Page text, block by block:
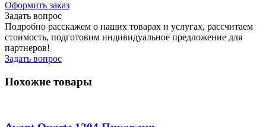
Оформить заказ
Задать вопрос
Подробно расскажем о наших товарах и услугах, рассчитаем
стоимость, подготовим индивидуальное предложение для
партнеров!
Задать вопрос
Похожие товары